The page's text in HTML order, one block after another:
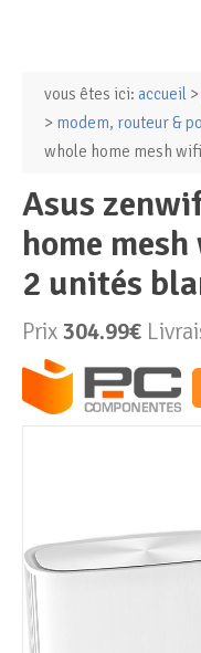
PC de bureau
PC portable
Mini PC
PC Tout-en-un
Tablettes
Alimentation PC
Boitier PC
Carte graphique
Mémoire Notebook
Processeur
Clavier & Souris
Ecran PC
vous êtes ici: accueil >
> modem, routeur &
whole home mesh
asus zenwifi xd6s whole
home
2 unités
Prix304.99€